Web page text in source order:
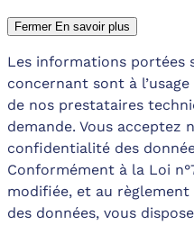
Fermer En savoir plus
Les informations portées
concernant sont à
de nos prestataires
demande. Vous acceptez
confidentialité des
Conformément à la Loi
modifiée, et au
des données, vous